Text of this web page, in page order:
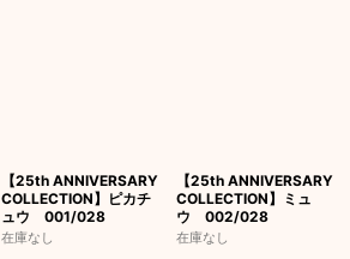
【25th ANNIVERSARY
COLLECTION】ピカチ
ュウ 001/028
在庫なし
【25th ANNIVERSARY
COLLECTION】ミュ
ウ 002/028
在庫なし